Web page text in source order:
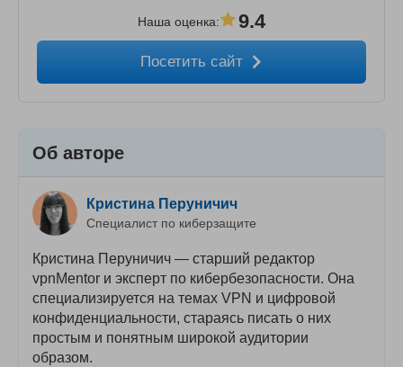
Наша оценка: 9.4
Посетить сайт
Об авторе
Кристина Перуничич
Специалист по киберзащите
Кристина Перуничич — старший редактор
vpnMentor и эксперт по кибербезопасности. Она
специализируется на темах VPN и цифровой
конфиденциальности, стараясь писать о них
простым и понятным широкой аудитории
образом.